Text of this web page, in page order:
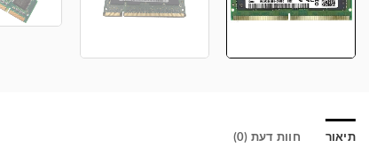
תיאור חוות דעת (0)